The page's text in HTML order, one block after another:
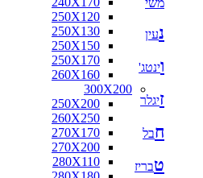
250X120
250X130
250X150
250X170
260X160
300X200
250X200
260X250
270X170
270X200
280X110
משי
נעין
וינטג'
זיגלר
חבל
טבריז
160X160
170X120
170X125
170X160
180X110
180X115
180X120
180X130
180X140
180X160
180X180
190X130